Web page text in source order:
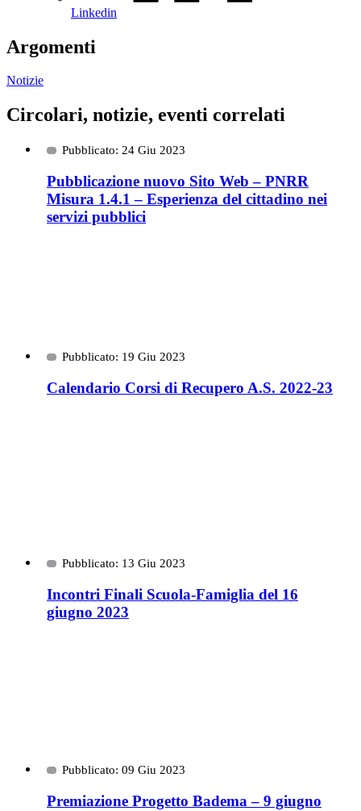
Linkedin
Argomenti
Notizie
Circolari, notizie, eventi correlati
Pubblicato: 24 Giu 2023
Pubblicazione nuovo Sito Web – PNRR
Misura 1.4.1 – Esperienza del cittadino nei
servizi pubblici
Pubblicato: 19 Giu 2023
Calendario Corsi di Recupero A.S. 2022-23
Pubblicato: 13 Giu 2023
Incontri Finali Scuola-Famiglia del 16
giugno 2023
Pubblicato: 09 Giu 2023
Premiazione Progetto Badema – 9 giugno